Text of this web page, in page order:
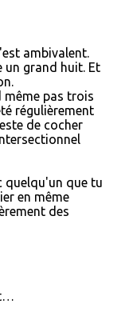
ambivalent.
un grand huit. Et
même pas trois
régulièrement
de cocher
quelqu'un que tu
en même
des